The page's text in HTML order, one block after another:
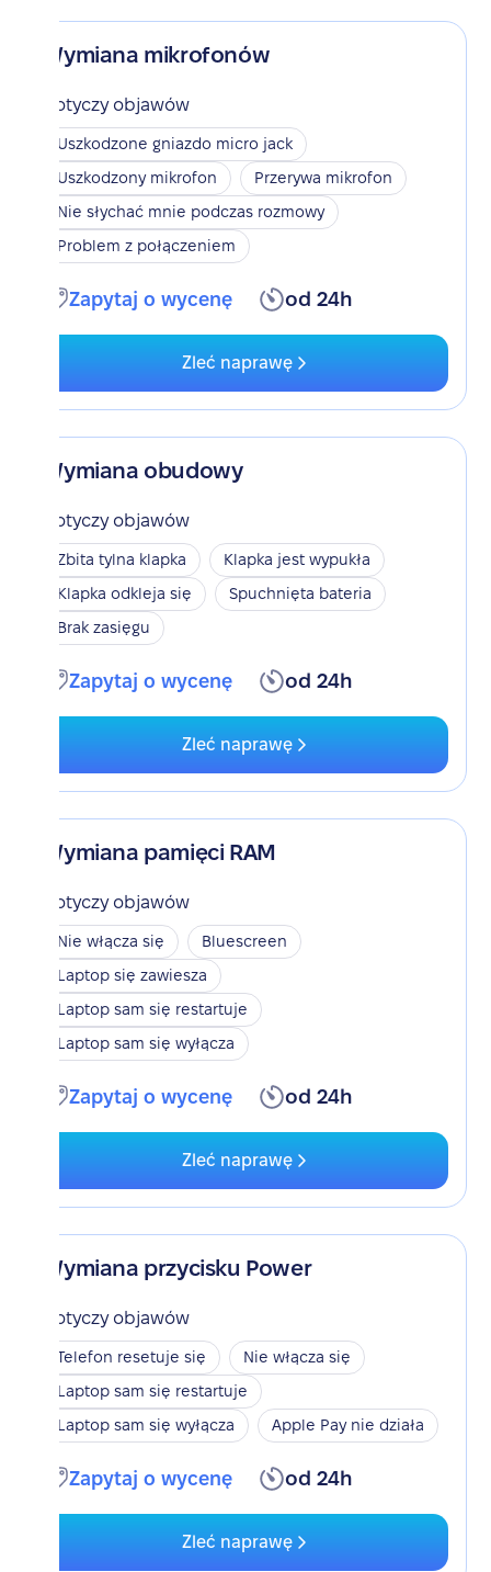
Wymiana mikrofonów
Dotyczy objawów
Uszkodzone gniazdo micro jack
Uszkodzony mikrofon
Przerywa mikrofon
Nie słychać mnie podczas rozmowy
Problem z połączeniem
Zapytaj o wycenę od 24h
Zleć naprawę
Wymiana obudowy
Dotyczy objawów
Zbita tylna klapka
Klapka jest wypukła
Klapka odkleja się
Spuchnięta bateria
Brak zasięgu
Zapytaj o wycenę od 24h
Zleć naprawę
Wymiana pamięci RAM
Dotyczy objawów
Nie włącza się
Bluescreen
Laptop się zawiesza
Laptop sam się restartuje
Laptop sam się wyłącza
Zapytaj o wycenę od 24h
Zleć naprawę
Wymiana przycisku Power
Dotyczy objawów
Telefon resetuje się
Nie włącza się
Laptop sam się restartuje
Laptop sam się wyłącza
Apple Pay nie działa
Zapytaj o wycenę od 24h
Zleć naprawę